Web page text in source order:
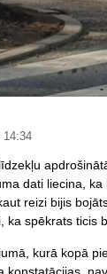
14:34
dati liecina,
reizi bijis
ka spēkrats ticis
kurā kopā